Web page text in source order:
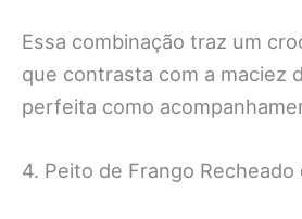
Essa combinação traz um
que contrasta com a maciez
perfeita como
4. Peito de Frango Recheado